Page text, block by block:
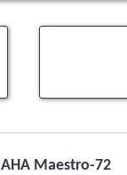
AHA Maestro-72